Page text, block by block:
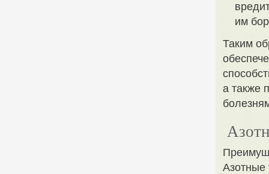
им
Таким
а также
Азотные